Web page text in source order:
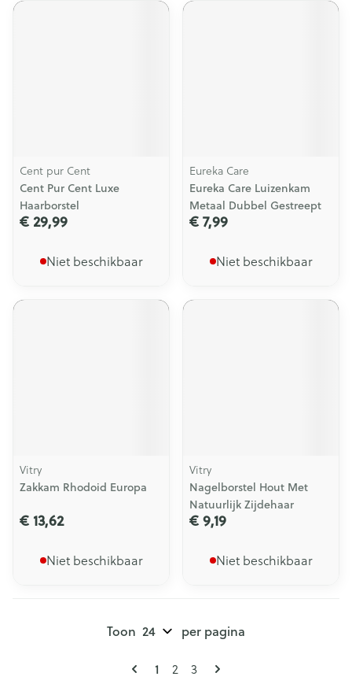
Cent pur Cent
Cent Pur Cent Luxe
Haarborstel
€ 29,99
Niet beschikbaar
Eureka Care
Eureka Care Luizenkam
Metaal Dubbel Gestreept
€ 7,99
Niet beschikbaar
Vitry
Zakkam Rhodoid Europa
€ 13,62
Niet beschikbaar
Vitry
Nagelborstel Hout Met
Natuurlijk Zijdehaar
€ 9,19
Niet beschikbaar
Pagina's
U lees momenteel pagina
1 Pagina
2 Pagina
3
Toon per pagina